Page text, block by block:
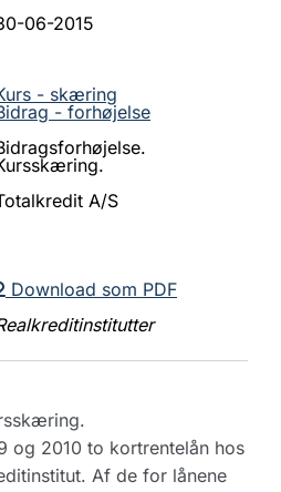
06-2015
- skæring
- forhøjelse
A/S
Download som PDF
og 2010 to kortrentelån hos
Af de for lånene